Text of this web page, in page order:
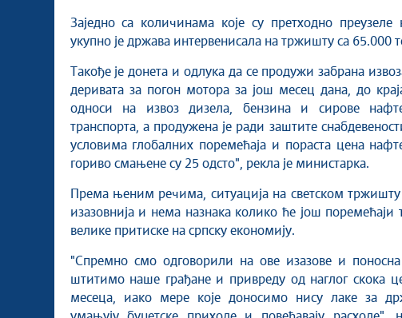
Заједно са количинама које су претходно преузеле
укупно је држава интервенисала на тржишту са 65.000
Такође је донета и одлука да се продужи забрана
деривата за погон мотора за још месец дана, до
односи на извоз дизела, бензина и сирове
транспорта, а продужена је ради заштите
условима глобалних поремећаја и пораста цена
гориво смањене су 25 одсто", рекла је министарка.
Према њеним речима, ситуација на светском тржишту
изазовнија и нема назнака колико ће још поремећаји
велике притиске на српску економију.
"Спремно смо одговорили на ове изазове и
штитимо наше грађане и привреду од наглог скока
месеца, иако мере које доносимо нису лаке за